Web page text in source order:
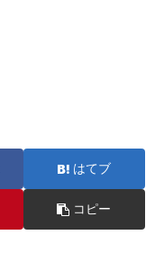
はてブ
コピー